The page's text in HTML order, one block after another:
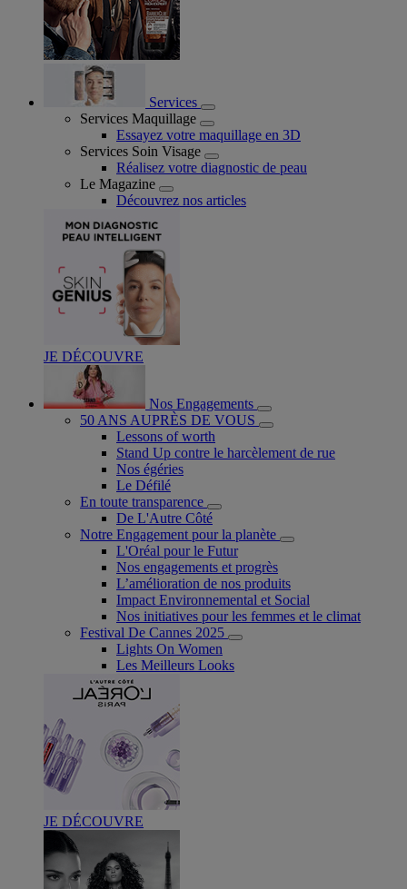
Services
Services Maquillage
Essayez votre maquillage en 3D
Services Soin Visage
Réalisez votre diagnostic de peau
Le Magazine
Découvrez nos articles
JE DÉCOUVRE
Nos Engagements
50 ANS AUPRÈS DE VOUS
Lessons of worth
Stand Up contre le harcèlement de rue
Nos égéries
Le Défilé
En toute transparence
De L'Autre Côté
Notre Engagement pour la planète
L'Oréal pour le Futur
Nos engagements et progrès
L’amélioration de nos produits
Impact Environnemental et Social
Nos initiatives pour les femmes et le climat
Festival De Cannes 2025
Lights On Women
Les Meilleurs Looks
JE DÉCOUVRE